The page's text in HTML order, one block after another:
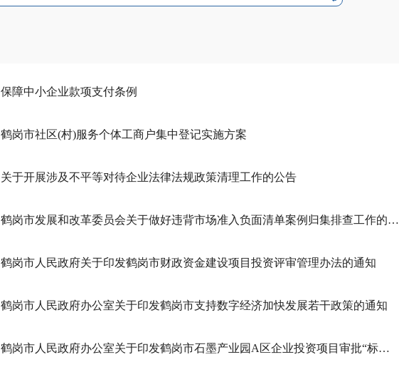
保障中小企业款项支付条例
鹤岗市社区(村)服务个体工商户集中登记实施方案
关于开展涉及不平等对待企业法律法规政策清理工作的公告
鹤岗市发展和改革委员会关于做好违背市场准入负面清单案例归集排查工作的实施意见
鹤岗市人民政府关于印发鹤岗市财政资金建设项目投资评审管理办法的通知
鹤岗市人民政府办公室关于印发鹤岗市支持数字经济加快发展若干政策的通知
鹤岗市人民政府办公室关于印发鹤岗市石墨产业园A区企业投资项目审批“标准地+承诺制+代办制”试点改革方案的通知